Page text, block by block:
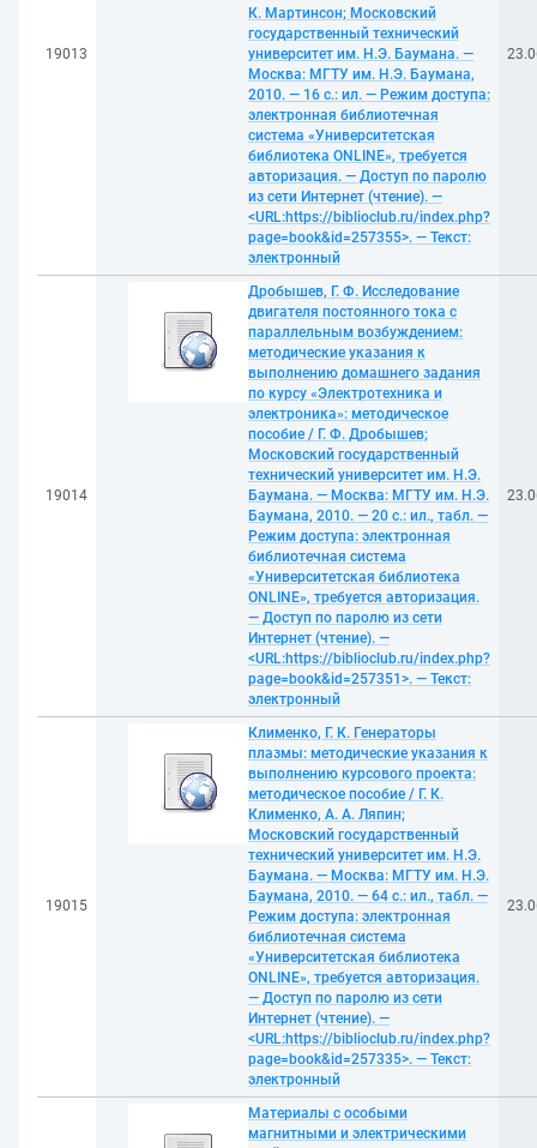
19013
К. Мартинсон; Московский
государственный технический
университет им. Н.Э. Баумана. —
Москва: МГТУ им. Н.Э. Баумана,
2010. — 16 с.: ил. — Режим доступа:
электронная библиотечная
система «Университетская
библиотека ONLINE», требуется
авторизация. — Доступ по паролю
из сети Интернет (чтение). —
<URL:https://biblioclub.ru/index.php?
page=book&id=257355>. — Текст:
электронный
19014
Дробышев, Г. Ф. Исследование
двигателя постоянного тока с
параллельным возбуждением:
методические указания к
выполнению домашнего задания
по курсу «Электротехника и
электроника»: методическое
пособие / Г. Ф. Дробышев;
Московский государственный
технический университет им. Н.Э.
Баумана. — Москва: МГТУ им. Н.Э.
Баумана, 2010. — 20 с.: ил., табл. —
Режим доступа: электронная
библиотечная система
«Университетская библиотека
ONLINE», требуется авторизация.
— Доступ по паролю из сети
Интернет (чтение). —
<URL:https://biblioclub.ru/index.php?
page=book&id=257351>. — Текст:
электронный
19015
Клименко, Г. К. Генераторы
плазмы: методические указания к
выполнению курсового проекта:
методическое пособие / Г. К.
Клименко, А. А. Ляпин;
Московский государственный
технический университет им. Н.Э.
Баумана. — Москва: МГТУ им. Н.Э.
Баумана, 2010. — 64 с.: ил., табл. —
Режим доступа: электронная
библиотечная система
«Университетская библиотека
ONLINE», требуется авторизация.
— Доступ по паролю из сети
Интернет (чтение). —
<URL:https://biblioclub.ru/index.php?
page=book&id=257335>. — Текст:
электронный
Материалы с особыми
магнитными и электрическими